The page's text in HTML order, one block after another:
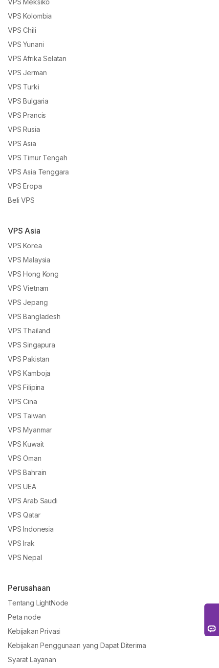
VPS Meksiko
VPS Kolombia
VPS Chili
VPS Yunani
VPS Afrika Selatan
VPS Jerman
VPS Turki
VPS Bulgaria
VPS Prancis
VPS Rusia
VPS Asia
VPS Timur Tengah
VPS Asia Tenggara
VPS Eropa
Beli VPS
VPS Asia
VPS Korea
VPS Malaysia
VPS Hong Kong
VPS Vietnam
VPS Jepang
VPS Bangladesh
VPS Thailand
VPS Singapura
VPS Pakistan
VPS Kamboja
VPS Filipina
VPS Cina
VPS Taiwan
VPS Myanmar
VPS Kuwait
VPS Oman
VPS Bahrain
VPS UEA
VPS Arab Saudi
VPS Qatar
VPS Indonesia
VPS Irak
VPS Nepal
Perusahaan
Tentang LightNode
Peta node
Kebijakan Privasi
Kebijakan Penggunaan yang Dapat Diterima
Syarat Layanan